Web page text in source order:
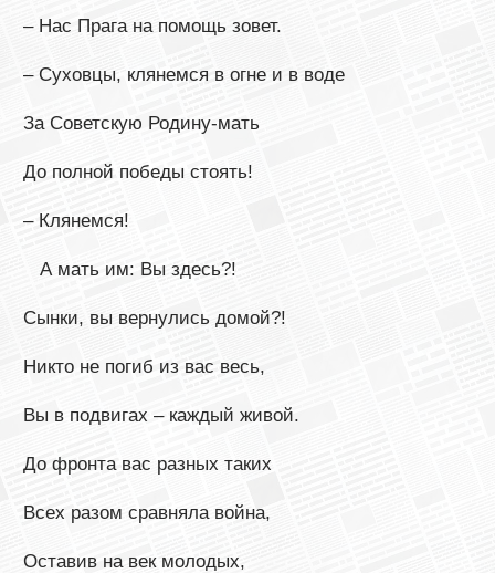
– Нас Прага на помощь зовет.
– Суховцы, клянемся в огне и в воде
За Советскую Родину-мать
До полной победы стоять!
– Клянемся!
А мать им: Вы здесь?!
Сынки, вы вернулись домой?!
Никто не погиб из вас весь,
Вы в подвигах – каждый живой.
До фронта вас разных таких
Всех разом сравняла война,
Оставив на век молодых,